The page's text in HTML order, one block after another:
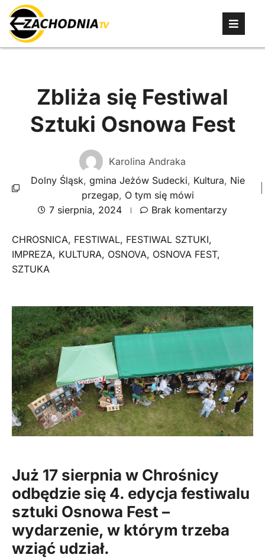
Zbliża się Festiwal
Sztuki Osnowa Fest
Karolina Andraka
Dolny Śląsk, gmina Jeżów Sudecki, Kultura, Nie
przegap, O tym się mówi
7 sierpnia, 2024
Brak komentarzy
CHROSNICA, FESTIWAL, FESTIWAL SZTUKI,
IMPREZA, KULTURA, OSNOVA, OSNOVA FEST,
SZTUKA
Już 17 sierpnia w Chrośnicy
odbędzie się 4. edycja festiwalu
sztuki Osnowa Fest –
wydarzenie, w którym trzeba
wziąć udział.